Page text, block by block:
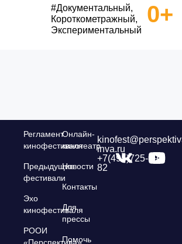
#Документальный,
Короткометражный,
Экспериментальный
0+
Регламент
кинофестиваля
Предыдущие
фестивали
Эхо
кинофестиваля
РООИ
Онлайн-
кинотеатр
Новости
Контакты
Для
прессы
Помочь
inva.ru
+7(495)725-39-
82